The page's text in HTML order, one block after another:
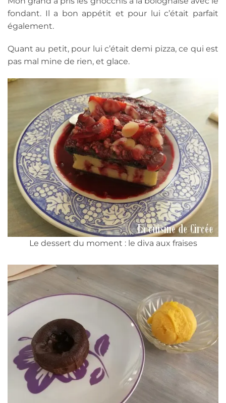
fondant. Il a bon appétit et pour lui c’était parfait
également.
Quant au petit, pour lui c’était demi pizza, ce qui est
pas mal mine de rien, et glace.
Le dessert du moment : le diva aux fraises